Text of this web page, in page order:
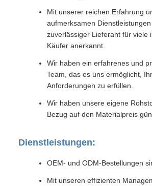
Mit unserer reichen Erfahrung
aufmerksamen
zuverlässiger Lieferant für viele
Käufer anerkannt.
Wir haben ein erfahrenes und
Team, das es uns ermöglicht,
Anforderungen zu erfüllen.
Wir haben unsere eigene
Bezug auf den Materialpreis
Dienstleistungen:
OEM- und ODM-Bestellungen
Mit unseren effizienten